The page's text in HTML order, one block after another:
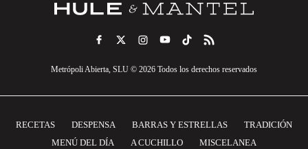
Metrópoli Abierta, SLU © 2026 Todos los derechos reservados
RECETAS DESPENSA BARRAS Y ESTRELLAS
TRADICIÓN
MENÚ DEL DÍA
A CUCHILLO MISCELANEA